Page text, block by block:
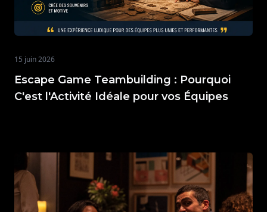
15 juin 2026
Escape Game Teambuilding : Pourquoi
C'est l'Activité Idéale pour vos Équipes